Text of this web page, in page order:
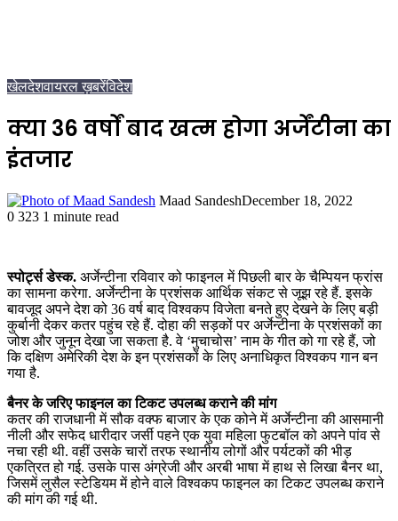
खेलदेशवायरल ख़बरेंविदेश
क्या 36 वर्षों बाद खत्म होगा अर्जेंटीना का
इंतजार
Maad SandeshDecember 18, 2022
0 323 1 minute read
स्पोर्ट्स डेस्क. अर्जेन्टीना रविवार को फाइनल में पिछली बार के चैम्पियन फ्रांस
का सामना करेगा. अर्जेन्टीना के प्रशंसक आर्थिक संकट से जूझ रहे हैं. इसके
बावजूद अपने देश को 36 वर्ष बाद विश्वकप विजेता बनते हुए देखने के लिए बड़ी
कुर्बानी देकर कतर पहुंच रहे हैं. दोहा की सड़कों पर अर्जेन्टीना के प्रशंसकों का
जोश और जुनून देखा जा सकता है. वे ‘मुचाचोस’ नाम के गीत को गा रहे हैं, जो
कि दक्षिण अमेरिकी देश के इन प्रशंसकों के लिए अनाधिकृत विश्वकप गान बन
गया है.
बैनर के जरिए फाइनल का टिकट उपलब्ध कराने की मांग
कतर की राजधानी में सौक वक्फ बाजार के एक कोने में अर्जेन्टीना की आसमानी
नीली और सफेद धारीदार जर्सी पहने एक युवा महिला फुटबॉल को अपने पांव से
नचा रही थी. वहीं उसके चारों तरफ स्थानीय लोगों और पर्यटकों की भीड़
एकत्रित हो गई. उसके पास अंग्रेजी और अरबी भाषा में हाथ से लिखा बैनर था,
जिसमें लुसैल स्टेडियम में होने वाले विश्वकप फाइनल का टिकट उपलब्ध कराने
की मांग की गई थी.